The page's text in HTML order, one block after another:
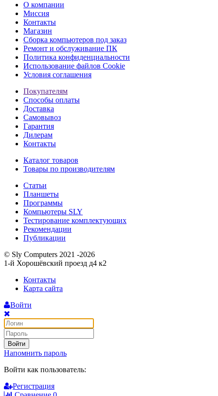
О компании
Миссия
Контакты
Магазин
Сборка компьютеров под заказ
Ремонт и обслуживание ПК
Политика конфиденциальности
Использование файлов Cookie
Условия соглашения
Покупателям
Способы оплаты
Доставка
Самовывоз
Гарантия
Дилерам
Контакты
Каталог товаров
Товары по производителям
Статьи
Планшеты
Программы
Компьютеры SLY
Тестирование комплектующих
Рекомендации
Публикации
© Sly Computers 2021 -2026
1-й Хорошёвский проезд д4 к2
Контакты
Карта сайта
Войти
Войти
Напомнить пароль
Войти как пользователь:
Регистрация